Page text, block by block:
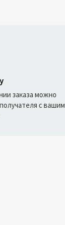
заказа можно
с вашим